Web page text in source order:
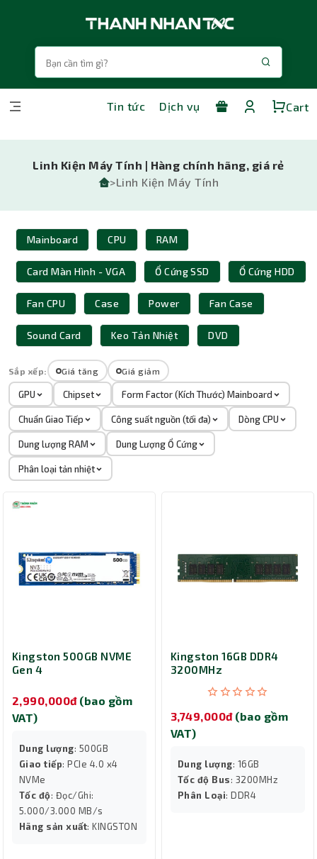
Tin tức Dịch vụ Cart
Linh Kiện Máy Tính | Hàng chính hãng, giá rẻ
>Linh Kiện Máy Tính
Mainboard CPU RAM
Card Màn Hình - VGA Ổ Cứng SSD Ổ Cứng HDD
Fan CPU Case Power Fan Case
Sound Card Keo Tản Nhiệt DVD
Sắp xếp: Giá tăng Giá giảm
GPU Chipset Form Factor (Kích Thước) Mainboard
Chuẩn Giao Tiếp Công suất nguồn (tối đa) Dòng CPU
Dung lượng RAM Dung Lượng Ổ Cứng
Phân loại tản nhiệt
Kingston 500GB NVME
Gen 4
2,990,000đ (bao gồm
VAT)
Dung lượng: 500GB
Giao tiếp: PCIe 4.0 x4
NVMe
Tốc độ: Đọc/Ghi:
5.000/3.000 MB/s
Hãng sản xuất: KINGSTON
Kingston 16GB DDR4
3200MHz
3,749,000đ (bao gồm
VAT)
Dung lượng: 16GB
Tốc độ Bus: 3200MHz
Phân Loại: DDR4